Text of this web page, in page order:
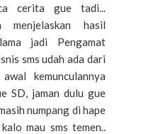
cerita gue tadi...
hasil
jadi Pengamat
sms udah ada dari
kemunculannya
SD, jaman dulu gue
numpang di hape
mau sms temen..